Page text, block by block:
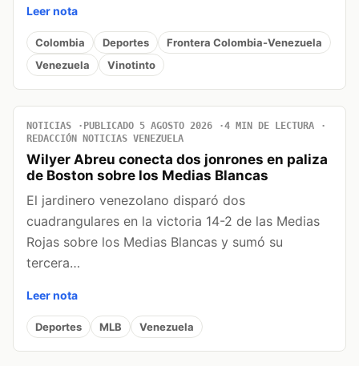
Leer nota
Colombia Deportes
Frontera Colombia-Venezuela
Venezuela
Vinotinto
NOTICIAS PUBLICADO 5 AGOSTO 2026
4 MIN DE LECTURA
REDACCIÓN NOTICIAS VENEZUELA
Wilyer Abreu conecta dos jonrones en paliza
de Boston sobre los Medias Blancas
El jardinero venezolano disparó dos
cuadrangulares en la victoria 14-2 de las Medias
Rojas sobre los Medias Blancas y sumó su
tercera…
Leer nota
Deportes MLB Venezuela